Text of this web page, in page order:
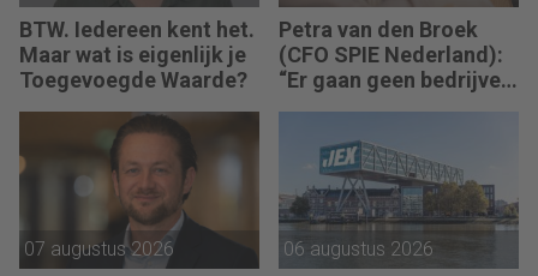
BTW. Iedereen kent het.
Maar wat is eigenlijk je
Toegevoegde Waarde?
Petra van den Broek
(CFO SPIE Nederland):
“Er gaan geen bedrijven
07 augustus 2026 06 augustus 2026